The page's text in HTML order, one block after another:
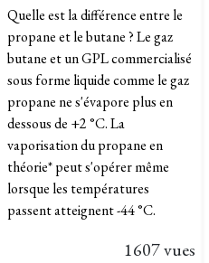
Quelle est la différence entre le
propane et le butane ? Le gaz
butane et un GPL commercialisé
sous forme liquide comme le gaz
propane ne s'évapore plus en
dessous de +2 °C. La
vaporisation du propane en
théorie* peut s'opérer même
lorsque les températures
passent atteignent -44 °C.
1607 vues